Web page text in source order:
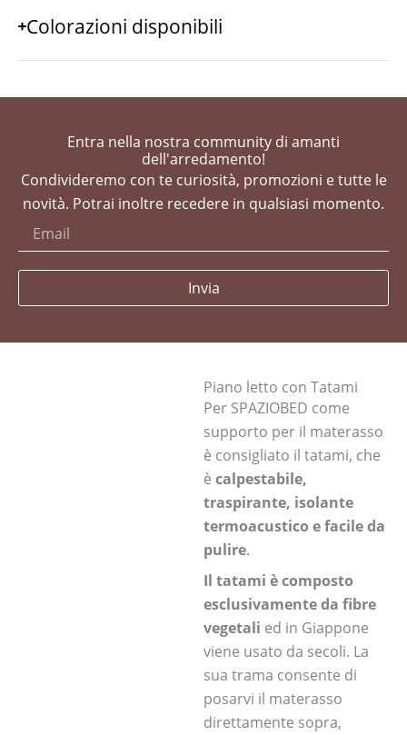
Colorazioni disponibili
Entra nella nostra community di amanti
dell'arredamento!
Condivideremo con te curiosità, promozioni e tutte le
novità. Potrai inoltre recedere in qualsiasi momento.
Invia
Piano letto con Tatami
Per SPAZIOBED come
supporto per il materasso
è consigliato il tatami, che
è calpestabile,
traspirante, isolante
termoacustico e facile da
pulire.
Il tatami è composto
esclusivamente da fibre
vegetali ed in Giappone
viene usato da secoli. La
sua trama consente di
posarvi il materasso
direttamente sopra,